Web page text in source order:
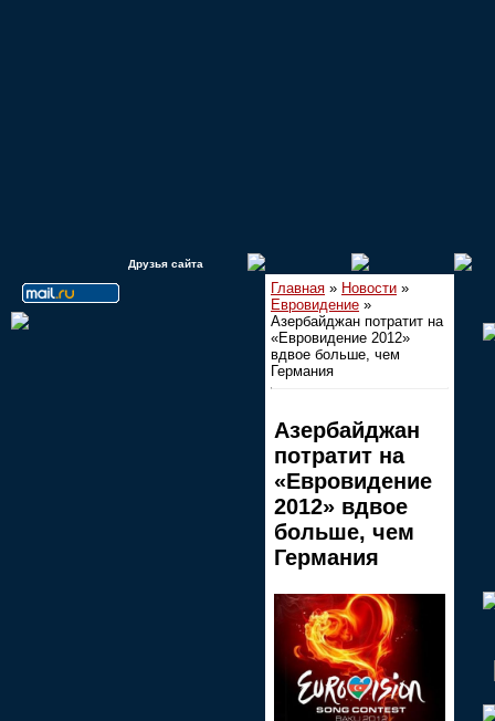
Друзья сайта
Главная » Новости »
Евровидение »
Азербайджан потратит на
«Евровидение 2012»
вдвое больше, чем
Германия
Азербайджан
потратит на
«Евровидение
2012» вдвое
больше, чем
Германия